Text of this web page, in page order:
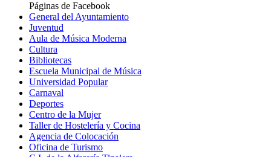
Páginas de Facebook
General del Ayuntamiento
Juventud
Aula de Música Moderna
Cultura
Bibliotecas
Escuela Municipal de Música
Universidad Popular
Carnaval
Deportes
Centro de la Mujer
Taller de Hostelería y Cocina
Agencia de Colocación
Oficina de Turismo